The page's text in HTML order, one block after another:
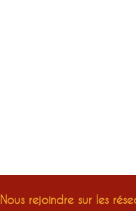
Nous rejoindre sur les